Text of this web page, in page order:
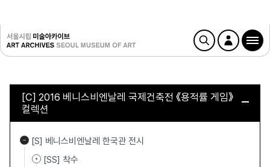
[C] 2016 베니스비엔날레 국제건축전 《용적률 게임》
컬렉션
[S] 베니스비엔날레 한국관 전시
[SS] 착수